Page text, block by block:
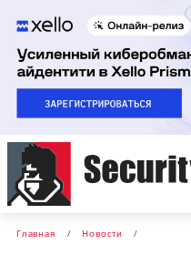
Главная Новости